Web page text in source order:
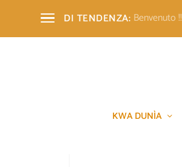
DI TENDENZA: Benvenuto
KWA DUNÌA